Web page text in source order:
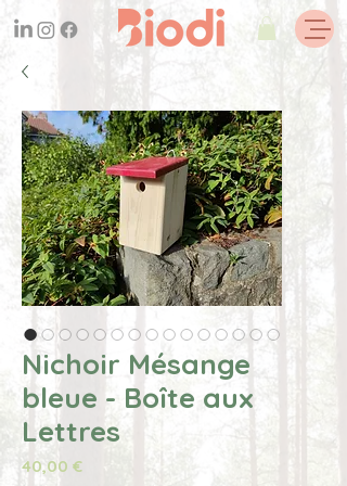
Nichoir Mésange
bleue - Boîte aux
Lettres
40,00 €Prix